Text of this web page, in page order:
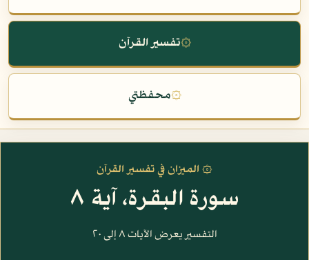
۞تفسير القرآن
۞محفظتي
۞ الميزان في تفسير القرآن
سورة البقرة، آية ٨
التفسير يعرض الآيات ٨ إلى ٢٠